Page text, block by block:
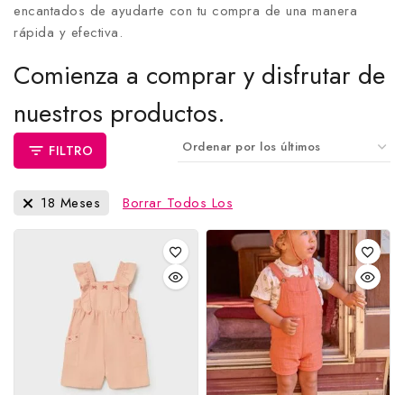
encantados de ayudarte con tu compra de una manera
rápida y efectiva.
Comienza a comprar y disfrutar de
nuestros productos.
FILTRO
18 Meses Borrar Todos Los